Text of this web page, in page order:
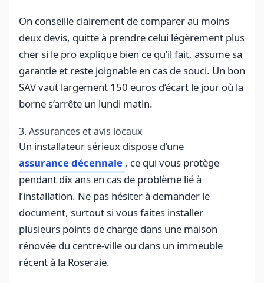
On conseille clairement de comparer au moins
deux devis, quitte à prendre celui légèrement plus
cher si le pro explique bien ce qu’il fait, assume sa
garantie et reste joignable en cas de souci. Un bon
SAV vaut largement 150 euros d’écart le jour où la
borne s’arrête un lundi matin.
3. Assurances et avis locaux
Un installateur sérieux dispose d’une
assurance décennale , ce qui vous protège
pendant dix ans en cas de problème lié à
l’installation. Ne pas hésiter à demander le
document, surtout si vous faites installer
plusieurs points de charge dans une maison
rénovée du centre-ville ou dans un immeuble
récent à la Roseraie.